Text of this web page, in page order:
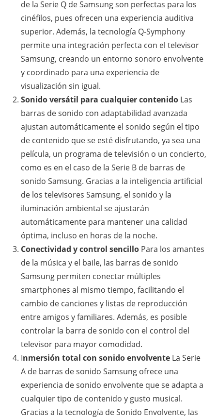
de la Serie Q de Samsung son perfectas para los
cinéfilos, pues ofrecen una experiencia auditiva
superior. Además, la tecnología Q-Symphony
permite una integración perfecta con el televisor
Samsung, creando un entorno sonoro envolvente
y coordinado para una experiencia de
visualización sin igual.
Sonido versátil para cualquier contenidoLas
barras de sonido con adaptabilidad avanzada
ajustan automáticamente el sonido según el tipo
de contenido que se esté disfrutando, ya sea una
película, un programa de televisión o un concierto,
como es en el caso de la Serie B de barras de
sonido Samsung. Gracias a la inteligencia artificial
de los televisores Samsung, el sonido y la
iluminación ambiental se ajustarán
automáticamente para mantener una calidad
óptima, incluso en horas de la noche.
Conectividad y control sencillo Para los amantes
de la música y el baile, las barras de sonido
Samsung permiten conectar múltiples
smartphones al mismo tiempo, facilitando el
cambio de canciones y listas de reproducción
entre amigos y familiares. Además, es posible
controlar la barra de sonido con el control del
televisor para mayor comodidad.
Inmersión total con sonido envolventeLa Serie
A de barras de sonido Samsung ofrece una
experiencia de sonido envolvente que se adapta a
cualquier tipo de contenido y gusto musical.
Gracias a la tecnología de Sonido Envolvente, las